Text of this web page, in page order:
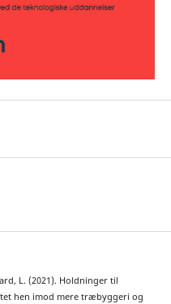
L. (2021). Holdninger til
hen imod mere træbyggeri og